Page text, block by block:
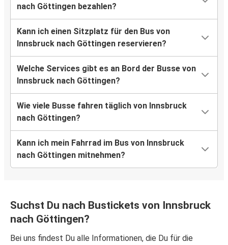
nach Göttingen bezahlen?
Kann ich einen Sitzplatz für den Bus von
Innsbruck nach Göttingen reservieren?
Welche Services gibt es an Bord der Busse von
Innsbruck nach Göttingen?
Wie viele Busse fahren täglich von Innsbruck
nach Göttingen?
Kann ich mein Fahrrad im Bus von Innsbruck
nach Göttingen mitnehmen?
Suchst Du nach Bustickets von Innsbruck
nach Göttingen?
Bei uns findest Du alle Informationen, die Du für die